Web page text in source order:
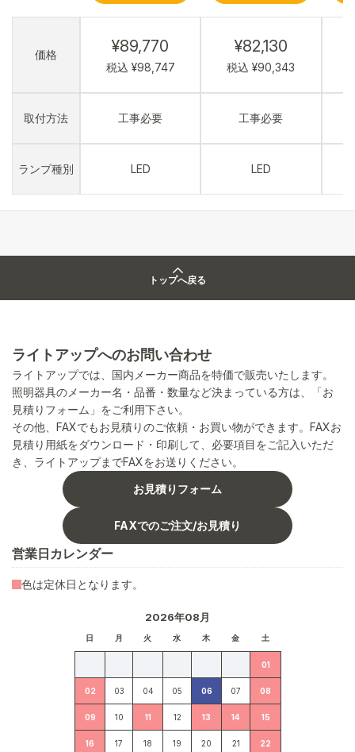
価格
取付方法
ランプ種別
¥89,770
税込 ¥98,747
工事必要
LED
¥82,130
税込 ¥90,343
工事必要
LED
トップへ戻る
ライトアップへのお問い合わせ
ライトアップでは、国内メーカー商品を特価で販売いたします。
照明器具のメーカー名・品番・数量など決まっている方は、「お
見積りフォーム」をご利用下さい。
その他、FAXでもお見積りのご依頼・お買い物ができます。FAXお
見積り用紙をダウンロード・印刷して、必要項目をご記入いただ
き、ライトアップまでFAXをお送りください。
お見積りフォーム
FAXでのご注文/お見積り
営業日カレンダー
2026年08月
日 月 火 水 木 金 土
01
02 03 04 05 06 07 08
09 10 11 12 13 14 15
16 17 18 19 20 21 22
色は定休日となります。